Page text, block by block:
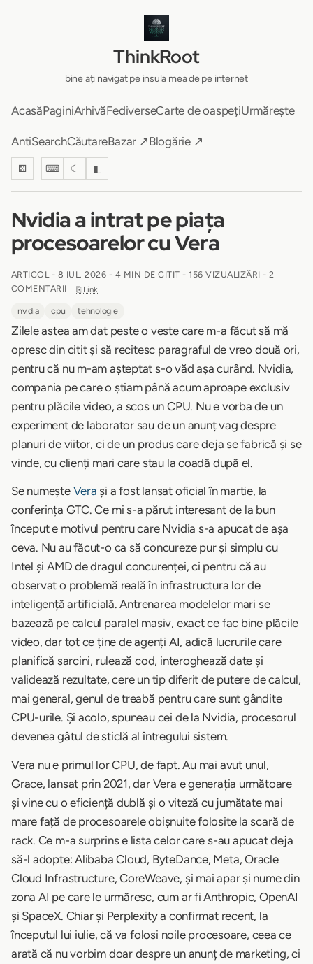
ThinkRoot
bine ați navigat pe insula mea de pe internet
AcasăPaginiArhivăFediverseCarte de oaspețiUrmărește
AntiSearchCăutareBazar ↗Blogărie ↗
⚄ ⌨ ☾ ◧
Nvidia a intrat pe piața
procesoarelor cu Vera
ARTICOL - 8 IUL. 2026 - 4 MIN DE CITIT - 156 VIZUALIZĂRI - 2
COMENTARII
⎘ Link
nvidia cpu tehnologie
Zilele astea am dat peste o veste care m-a făcut să mă
opresc din citit și să recitesc paragraful de vreo două ori,
pentru că nu m-am așteptat s-o văd așa curând. Nvidia,
compania pe care o știam până acum aproape exclusiv
pentru plăcile video, a scos un CPU. Nu e vorba de un
experiment de laborator sau de un anunț vag despre
planuri de viitor, ci de un produs care deja se fabrică și se
vinde, cu clienți mari care stau la coadă după el.
Se numește Vera și a fost lansat oficial în martie, la
conferința GTC. Ce mi s-a părut interesant de la bun
început e motivul pentru care Nvidia s-a apucat de așa
ceva. Nu au făcut-o ca să concureze pur și simplu cu
Intel și AMD de dragul concurenței, ci pentru că au
observat o problemă reală în infrastructura lor de
inteligență artificială. Antrenarea modelelor mari se
bazează pe calcul paralel masiv, exact ce fac bine plăcile
video, dar tot ce ține de agenți AI, adică lucrurile care
planifică sarcini, rulează cod, interoghează date și
validează rezultate, cere un tip diferit de putere de calcul,
mai general, genul de treabă pentru care sunt gândite
CPU-urile. Și acolo, spuneau cei de la Nvidia, procesorul
devenea gâtul de sticlă al întregului sistem.
Vera nu e primul lor CPU, de fapt. Au mai avut unul,
Grace, lansat prin 2021, dar Vera e generația următoare
și vine cu o eficiență dublă și o viteză cu jumătate mai
mare față de procesoarele obișnuite folosite la scară de
rack. Ce m-a surprins e lista celor care s-au apucat deja
să-l adopte: Alibaba Cloud, ByteDance, Meta, Oracle
Cloud Infrastructure, CoreWeave, și mai apar și nume din
zona AI pe care le urmăresc, cum ar fi Anthropic, OpenAI
și SpaceX. Chiar și Perplexity a confirmat recent, la
începutul lui iulie, că va folosi noile procesoare, ceea ce
arată că nu vorbim doar despre un anunț de marketing, ci